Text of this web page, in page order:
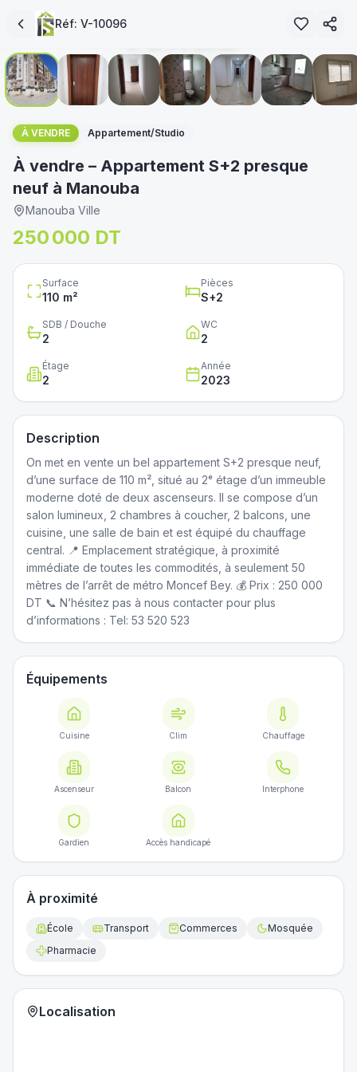
Réf:V-10096 1/11
vendu
غير متوفر
immoservice.tn
À VENDRE Appartement/Studio
À vendre – Appartement S+2 presque
neuf à Manouba
Manouba Ville
250 000 DT
Surface
110 m²
Pièces
S+2
SDB / Douche
2
WC
2
Étage
2
Année
2023
Description
On met en vente un bel appartement S+2 presque neuf,
d’une surface de 110 m², situé au 2ᵉ étage d’un immeuble
moderne doté de deux ascenseurs. Il se compose d’un
salon lumineux, 2 chambres à coucher, 2 balcons, une
cuisine, une salle de bain et est équipé du chauffage
central. 📍 Emplacement stratégique, à proximité
immédiate de toutes les commodités, à seulement 50
mètres de l’arrêt de métro Moncef Bey. 💰 Prix : 250 000
DT 📞 N’hésitez pas à nous contacter pour plus
d’informations : Tel: 53 520 523
Équipements
Cuisine Clim Chauffage
Ascenseur Balcon Interphone
Gardien Accès handicapé
À proximité
École Transport Commerces
Mosquée
Pharmacie
Localisation